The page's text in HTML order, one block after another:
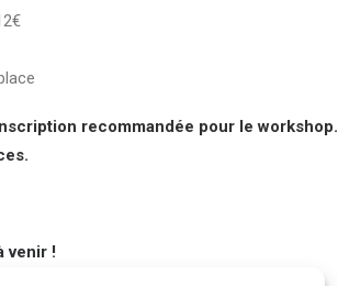
recommandée pour le workshop.
venir !